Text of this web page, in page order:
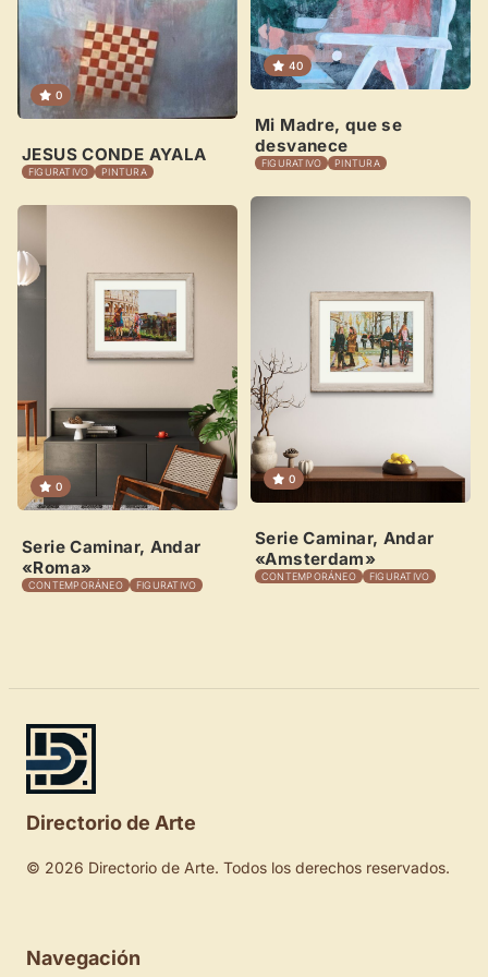
0
JESUS CONDE AYALA
FIGURATIVO PINTURA
0
Serie Caminar, Andar
«Roma»
CONTEMPORÁNEO FIGURATIVO
40
Mi Madre, que se
desvanece
FIGURATIVO PINTURA
0
Serie Caminar, Andar
«Amsterdam»
CONTEMPORÁNEO FIGURATIVO
Directorio de Arte
© 2026 Directorio de Arte. Todos los derechos reservados.
Navegación
Crear cuenta y abrir mi Panel Explorar obras